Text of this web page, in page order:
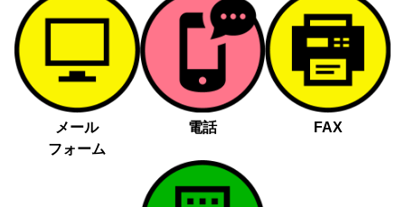
メール
フォーム
電話 FAX